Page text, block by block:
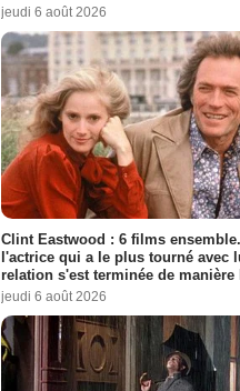
jeudi 6 août 2026
Clint Eastwood : 6 films
l'actrice qui a le plus tourné avec
relation s'est terminée de manière
jeudi 6 août 2026